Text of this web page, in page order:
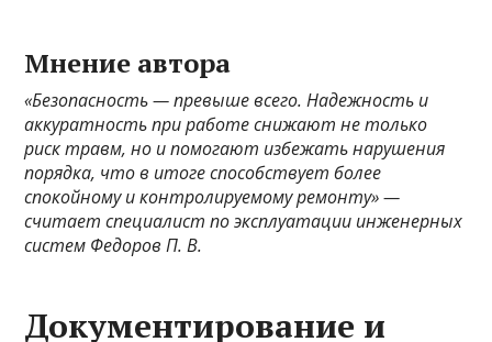
Мнение автора
«Безопасность — превыше всего. Надежность и
аккуратность при работе снижают не только
риск травм, но и помогают избежать нарушения
порядка, что в итоге способствует более
спокойному и контролируемому ремонту» —
считает специалист по эксплуатации инженерных
систем Федоров П. В.
Документирование и